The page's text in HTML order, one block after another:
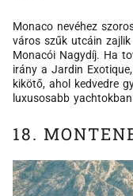
Monaco nevéhez
város szűk utcáin
Monacói Nagydíj. Ha
irány a Jardin
kikötő, ahol kedvedre
luxusosabb
18.